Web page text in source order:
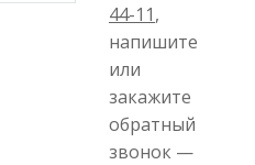
44-11,
напишите
или
закажите
обратный
звонок —